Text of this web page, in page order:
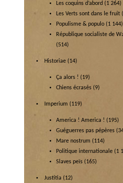
Les coquins d’abord (1 264)
Les Verts sont dans le fruit
Populisme & populo (1 144)
République socialiste de
(514)
Historiae (14)
Ça alors ! (19)
Chiens écrasés (9)
Imperium (119)
America ! America ! (195)
Guéguerres pas pépères
Mare nostrum (114)
Politique internationale (1
Slaves peïs (165)
Justitia (12)